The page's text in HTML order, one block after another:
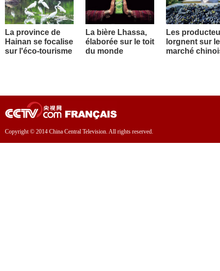
La province de
Hainan se focalise
sur l'éco-tourisme
La bière Lhassa,
élaborée sur le toit
du monde
Les
lorgnent sur le
marché
Copyright © 2014 China Central Television. All rights reserved.